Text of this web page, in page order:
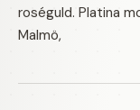
roséguld. Platina
Malmö,